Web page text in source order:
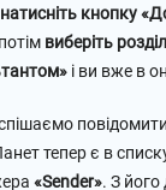
натисніть кнопку
виберіть
і ви вже в
тепер є в
«Sender». З